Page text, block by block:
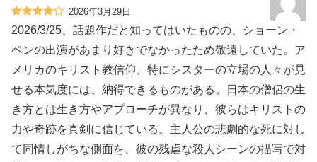
2026年3月29日
2026/3/25、話題作だと知ってはいたものの、ショーン・
ペンの出演があまり好きでなかったため敬遠していた。ア
メリカのキリスト教信仰、特にシスターの立場の人々が見
せる本気度には、納得できるものがある。日本の僧侶の生
き方とは生き方やアプローチが異なり、彼らはキリストの
力や奇跡を真剣に信じている。主人公の悲劇的な死に対し
て同情しがちな側面を、彼の残虐な殺人シーンの描写で対